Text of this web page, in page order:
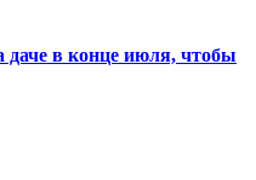
даче в конце июля, чтобы